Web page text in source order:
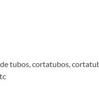
tubos, cortatubos,